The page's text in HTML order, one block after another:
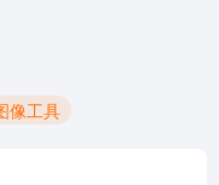
像工具